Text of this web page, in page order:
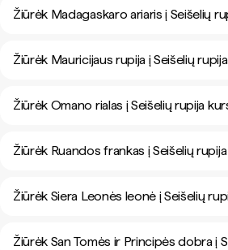
Žiūrėk Madagaskaro ariaris į Seišelių
Žiūrėk Mauricijaus rupija į Seišelių
Žiūrėk Omano rialas į Seišelių rupija
Žiūrėk Ruandos frankas į Seišelių
Žiūrėk Siera Leonės leonė į Seišelių
Žiūrėk San Tomės ir Principės dobra į